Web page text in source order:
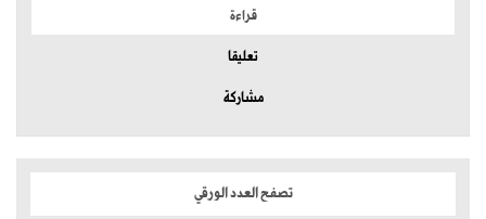
قراءة
تعليقا
مشاركة
تصفح العدد الورقي